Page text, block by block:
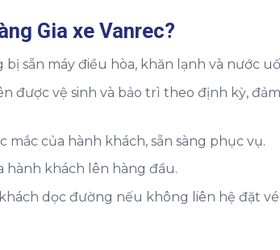
Gia xe Vanrec?
bị sẵn máy điều hòa, khăn lạnh và nước
được vệ sinh và bảo trì theo định kỳ, đảm
của hành khách, sẵn sàng phục vụ.
hành khách lên hàng đầu.
dọc đường nếu không liên hệ đặt